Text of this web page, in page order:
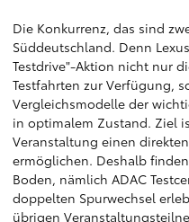
Die Konkurrenz, das sind
Süddeutschland. Denn
Testdrive"-Aktion nicht nur
Testfahrten zur Verfügung,
Vergleichsmodelle der
in optimalem Zustand. Ziel
Veranstaltung einen
ermöglichen. Deshalb
Boden, nämlich ADAC
doppelten Spurwechsel
übrigen